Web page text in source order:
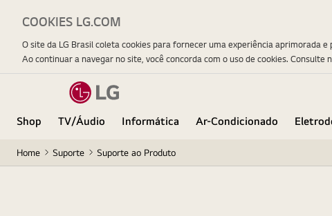
Shop TV/Áudio Informática Ar-Condicionado
Home Suporte Suporte ao Produto
COOKIES LG.COM
O site da LG Brasil coleta cookies para fornecer uma experiência aprimorada
Ao continuar a navegar no site, você concorda com o uso de cookies. Consulte